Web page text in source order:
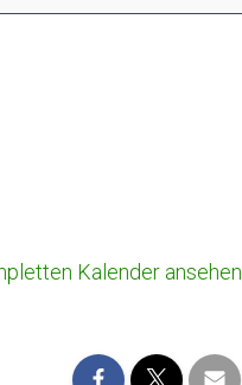
Kalender ansehen